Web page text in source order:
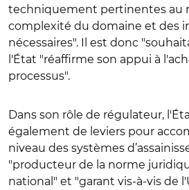
techniquement pertinentes au
complexité du domaine et des
nécessaires". Il est donc
l'État "réaffirme son appui à
processus".
Dans son rôle de régulateur, l'É
également de leviers pour
niveau des systèmes
"producteur de la norme
national" et "garant vis-à-vis de